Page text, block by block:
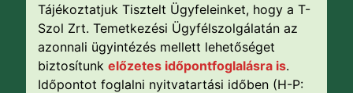
Tájékoztatjuk Tisztelt Ügyfeleinket, hogy a T-
Szol Zrt. Temetkezési Ügyfélszolgálatán az
azonnali ügyintézés mellett lehetőséget
biztosítunk előzetes időpontfoglalásra is.
Időpontot foglalni nyitvatartási időben (H-P: